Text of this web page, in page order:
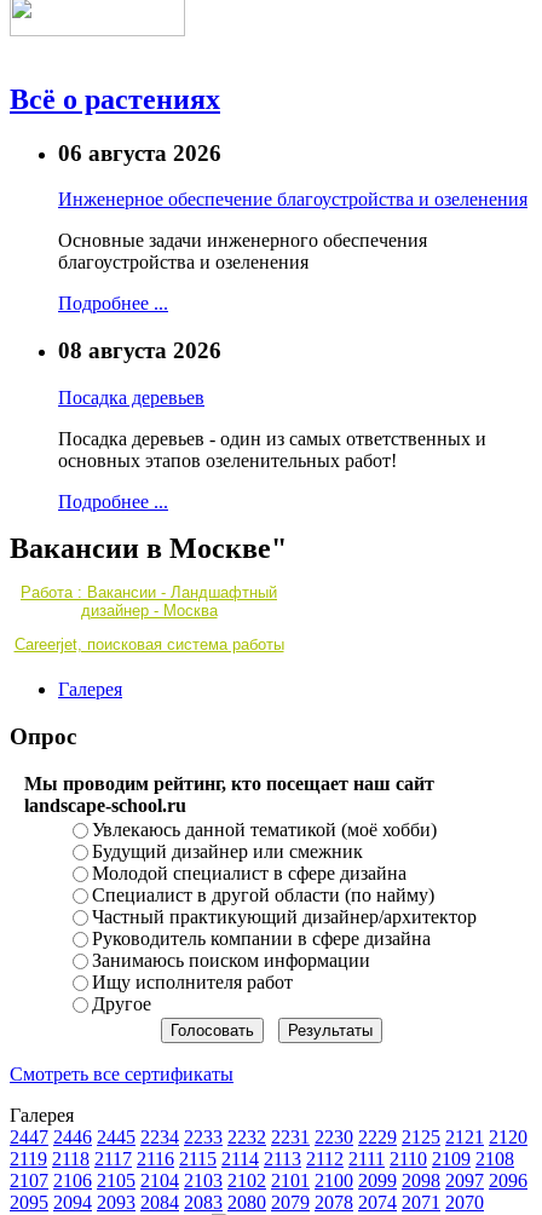
Всё о растениях
06 августа 2026
Инженерное обеспечение благоустройства и озеленения
Основные задачи инженерного обеспечения
благоустройства и озеленения
Подробнее ...
08 августа 2026
Посадка деревьев
Посадка деревьев - один из самых ответственных и
основных этапов озеленительных работ!
Подробнее ...
Вакансии в Москве"
Работа : Вакансии - Ландшафтный
дизайнер - Москва
Careerjet, поисковая система работы
Галерея
Опрос
Мы проводим рейтинг, кто посещает наш сайт
landscape-school.ru
Увлекаюсь данной тематикой (моё хобби)
Будущий дизайнер или смежник
Молодой специалист в сфере дизайна
Специалист в другой области (по найму)
Частный практикующий дизайнер/архитектор
Руководитель компании в сфере дизайна
Занимаюсь поиском информации
Ищу исполнителя работ
Другое
Смотреть все сертификаты
Галерея
2447 2446 2445 2234 2233 2232 2231 2230 2229 2125 2121 2120
2119 2118 2117 2116 2115 2114 2113 2112 2111 2110 2109 2108
2107 2106 2105 2104 2103 2102 2101 2100 2099 2098 2097 2096
2095 2094 2093 2084 2083 2080 2079 2078 2074 2071 2070